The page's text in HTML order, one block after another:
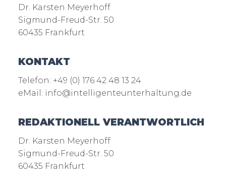
Dr. Karsten Meyerhoff
Sigmund-Freud-Str. 50
60435 Frankfurt
KONTAKT
Telefon: +49 (0) 176 42 48 13 24
eMail: info@intelligenteunterhaltung.de
REDAKTIONELL VERANTWORTLICH
Dr. Karsten Meyerhoff
Sigmund-Freud-Str. 50
60435 Frankfurt